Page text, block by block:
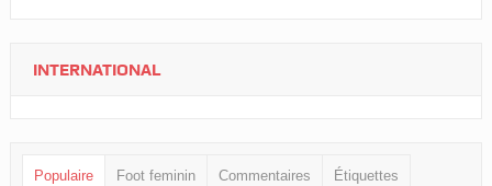
INTERNATIONAL
Populaire Foot feminin Commentaires Étiquettes